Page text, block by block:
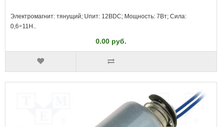
Электромагнит: тянущий; Uпит: 12ВDC; Мощность: 7Вт; Сила:
0,6÷11Н..
0.00 руб.